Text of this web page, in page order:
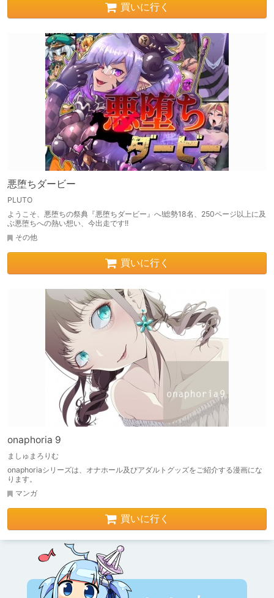
買いに行く
悪堕ちダービー
PLUTO
ようこそ、悪堕ちの祭典『悪堕ちダービー』へ!総勢18名、250ページ以上に及
ぶ悪堕ちへの熱い想い、今出走です!!
その他
買いに行く
onaphoria 9
ましゅまろりむ
onaphoriaシリーズは、オナホール及びアダルトグッズをご紹介する漫画にな
ります。
マンガ
買いに行く